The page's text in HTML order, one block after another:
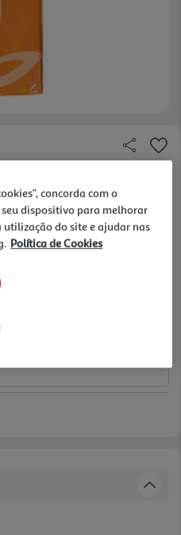
concorda com o
dispositivo para melhorar
do site e ajudar nas
Política de Cookies